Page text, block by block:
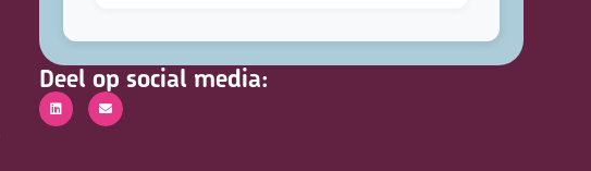
Deel op social media: